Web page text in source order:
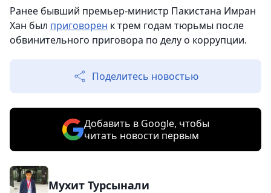
Ранее бывший премьер-министр Пакистана Имран
Хан был приговорен к трем годам тюрьмы после
обвинительного приговора по делу о коррупции.
Поделитесь новостью
Добавить в Google, чтобы
читать новости первым
Мухит Турсынали